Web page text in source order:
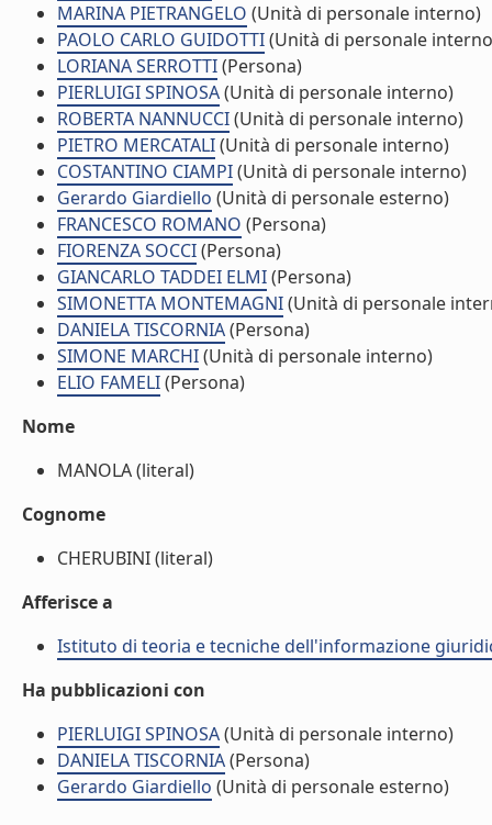
MARINA PIETRANGELO (Unità di personale interno)
PAOLO CARLO GUIDOTTI(Unità di personale
LORIANA SERROTTI(Persona)
PIERLUIGI SPINOSA(Unità di personale interno)
ROBERTA NANNUCCI(Unità di personale interno)
PIETRO MERCATALI(Unità di personale interno)
COSTANTINO CIAMPI(Unità di personale interno)
Gerardo Giardiello (Unità di personale esterno)
FRANCESCO ROMANO (Persona)
FIORENZA SOCCI(Persona)
GIANCARLO TADDEI ELMI(Persona)
SIMONETTA MONTEMAGNI(Unità di personale
DANIELA TISCORNIA(Persona)
SIMONE MARCHI(Unità di personale interno)
ELIO FAMELI(Persona)
Nome
MANOLA (literal)
Cognome
CHERUBINI (literal)
Afferisce a
Istituto di teoria e tecniche dell'informazione
Ha pubblicazioni con
PIERLUIGI SPINOSA(Unità di personale interno)
DANIELA TISCORNIA(Persona)
Gerardo Giardiello (Unità di personale esterno)